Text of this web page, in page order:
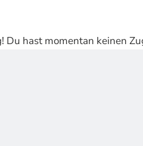
Du hast momentan keinen